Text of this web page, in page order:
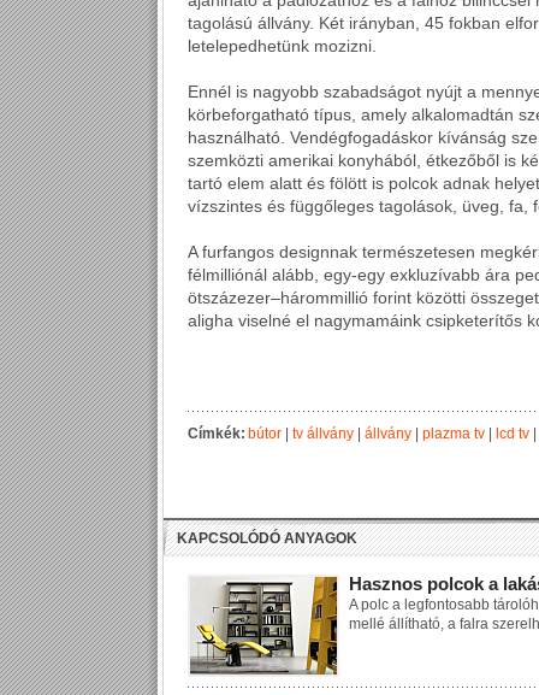
tagolású állvány. Két irányban, 45 fokban
letelepedhetünk mozizni.
Ennél is nagyobb szabadságot nyújt a
körbeforgatható típus, amely alkalomadtán
használható. Vendégfogadáskor kívánság
szemközti amerikai konyhából, étkezőből is
tartó elem alatt és fölött is polcok adnak
vízszintes és függőleges tagolások, üveg, fa,
A furfangos designnak természetesen
félmilliónál alább, egy-egy exkluzívabb ára
ötszázezer–hárommillió forint közötti
aligha viselné el nagymamáink csipketerítős
Címkék: bútor tv állvány állvány plazma tv lcd tv
KAPCSOLÓDÓ ANYAGOK
Hasznos polcok a
A polc a legfontosabb
mellé állítható, a falra